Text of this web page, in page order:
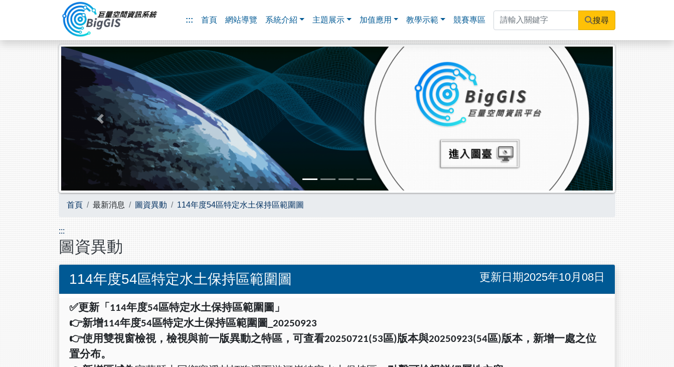
:::
首頁 網站導覽 系統介紹 主題展示 加值應用 教學示範 競賽專區 搜尋
Previous Next
首頁 最新消息 圖資異動 114年度54區特定水土保持區範圍圖
:::
圖資異動
114年度54區特定水土保持區範圍圖 更新日期2025年10月08日
✅更新「 114年度54區特定水土保持區範圍圖」
👉新增114年度54區特定水土保持區範圍圖
_20250923
👉使用雙視窗檢視，檢視與前一版異動之特區，可查看20250721(53區)版本與20250923(54區)版本，新增一處之位
置分布。